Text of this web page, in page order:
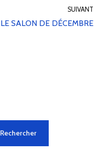
SUIVANT
LE SALON DE DÉCEMBRE
Rechercher